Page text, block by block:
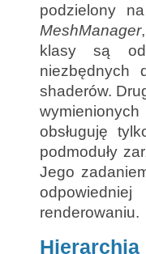
podzielony
MeshManager,
klasy są
niezbędnych
shaderów.
obsługuję
podmoduły
Jego
renderowaniu.
Hierarchia